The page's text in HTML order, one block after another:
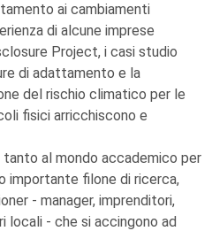
ai cambiamenti
di alcune imprese
Project, i casi studio
di adattamento e la
del rischio climatico per le
fisici arricchiscono e
al mondo accademico per
importante filone di ricerca,
- manager, imprenditori,
locali - che si accingono ad